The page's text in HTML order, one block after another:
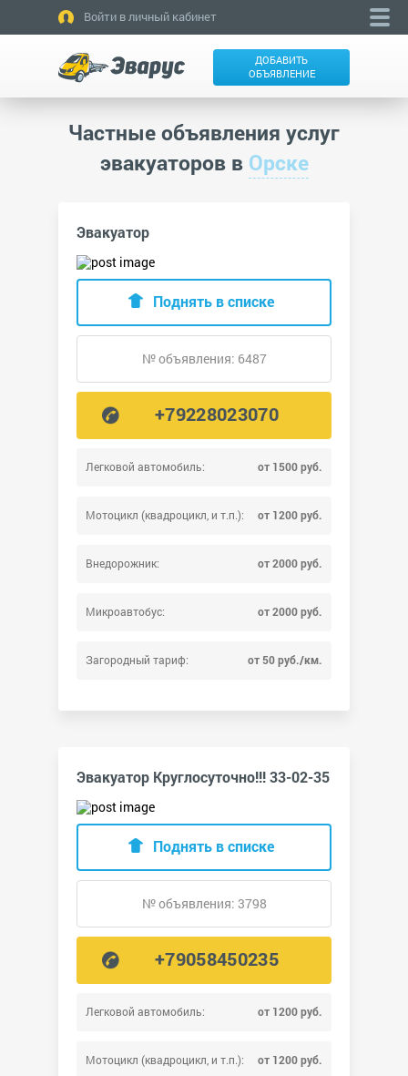
Войти в личный кабинет
ДОБАВИТЬ
ОБЪЯВЛЕНИЕ
Частные объявления услуг
эвакуаторов в Орске
Эвакуатор
Легковой автомобиль: от 1500 руб.
Мотоцикл (квадроцикл, и т.п.): от 1200 руб.
Внедорожник: от 2000 руб.
Микроавтобус: от 2000 руб.
Загородный тариф: от 50 руб./км.
Поднять в списке
№ объявления: 6487
+79228023070
Эвакуатор Круглосуточно!!! 33-02-35
Легковой автомобиль: от 1200 руб.
Мотоцикл (квадроцикл, и т.п.): от 1200 руб.
Поднять в списке
№ объявления: 3798
+79058450235